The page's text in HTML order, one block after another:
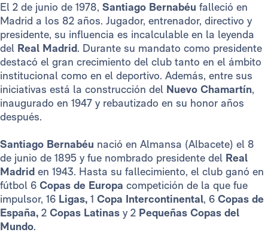
El 2 de junio de 1978, Santiago Bernabéu falleció en
Madrid a los 82 años. Jugador, entrenador, directivo y
presidente, su influencia es incalculable en la leyenda
del Real Madrid. Durante su mandato como presidente
destacó el gran crecimiento del club tanto en el ámbito
institucional como en el deportivo. Además, entre sus
iniciativas está la construcción del Nuevo Chamartín,
inaugurado en 1947 y rebautizado en su honor años
después.
Santiago Bernabéu nació en Almansa (Albacete) el 8
de junio de 1895 y fue nombrado presidente del Real
Madrid en 1943. Hasta su fallecimiento, el club ganó en
fútbol 6 Copas de Europa competición de la que fue
impulsor, 16 Ligas, 1 Copa Intercontinental, 6 Copas de
España, 2 Copas Latinas y 2 Pequeñas Copas del
Mundo.